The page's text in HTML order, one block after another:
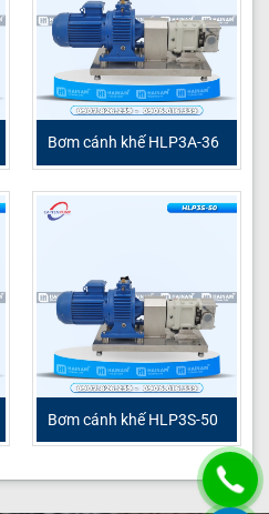
Bơm cánh khế HLP3A-36
Bơm cánh khế HLP3S-50